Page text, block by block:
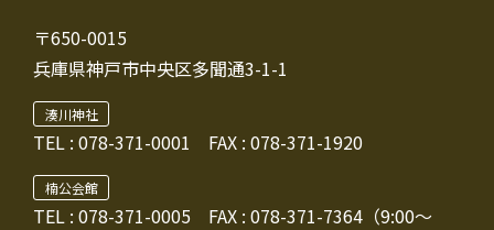
〒650-0015
兵庫県神戸市中央区多聞通3-1-1
湊川神社
TEL : 078-371-0001 FAX : 078-371-1920
楠公会館
TEL : 078-371-0005 FAX : 078-371-7364（9:00～